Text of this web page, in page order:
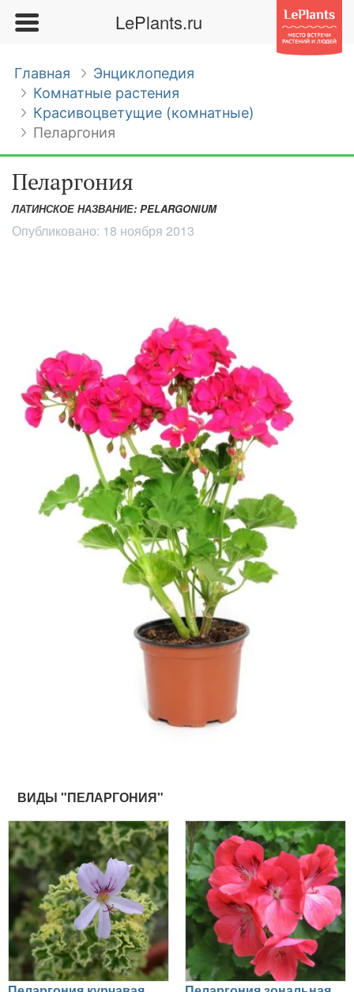
LePlants.ru
Главная
Энциклопедия
Комнатные растения
Красивоцветущие (комнатные)
Пеларгония
Пеларгония
ЛАТИНСКОЕ НАЗВАНИЕ: PELARGONIUM
Опубликовано: 18 ноября 2013
ВИДЫ "ПЕЛАРГОНИЯ"